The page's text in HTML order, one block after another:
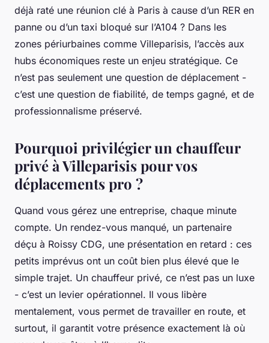
déjà raté une réunion clé à Paris à cause d’un RER en
panne ou d’un taxi bloqué sur l’A104 ? Dans les
zones périurbaines comme Villeparisis, l’accès aux
hubs économiques reste un enjeu stratégique. Ce
n’est pas seulement une question de déplacement -
c’est une question de fiabilité, de temps gagné, et de
professionnalisme préservé.
Pourquoi privilégier un chauffeur
privé à Villeparisis pour vos
déplacements pro ?
Quand vous gérez une entreprise, chaque minute
compte. Un rendez-vous manqué, un partenaire
déçu à Roissy CDG, une présentation en retard : ces
petits imprévus ont un coût bien plus élevé que le
simple trajet. Un chauffeur privé, ce n’est pas un luxe
- c’est un levier opérationnel. Il vous libère
mentalement, vous permet de travailler en route, et
surtout, il garantit votre présence exactement là où